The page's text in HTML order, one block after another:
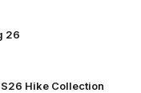
26
Hike Collection